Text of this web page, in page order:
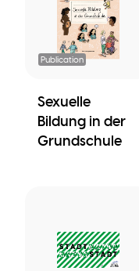
Publication
Sexuelle
Bildung in der
Grundschule